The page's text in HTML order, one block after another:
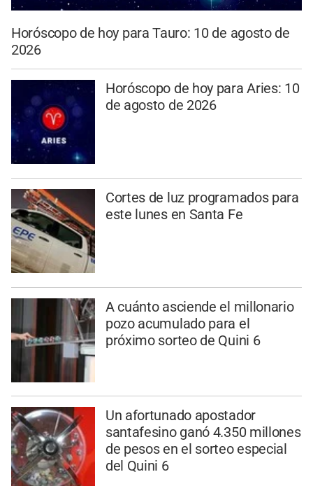
Horóscopo de hoy para Tauro: 10 de agosto de
2026
Horóscopo de hoy para Aries: 10
de agosto de 2026
Cortes de luz programados para
este lunes en Santa Fe
A cuánto asciende el millonario
pozo acumulado para el
próximo sorteo de Quini 6
Un afortunado apostador
santafesino ganó 4.350 millones
de pesos en el sorteo especial
del Quini 6